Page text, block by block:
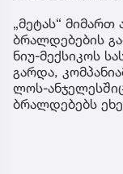
„მეტას“ მიმართ
ბრალდებების
ნიუ-მექსიკოს
გარდა,
ლოს-
ბრალდებებს